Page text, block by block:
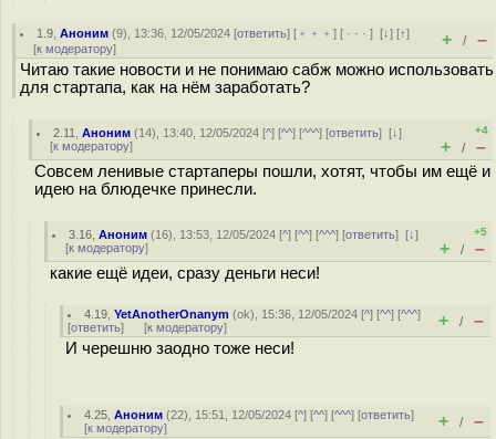
1.9 ,Аноним (9), 13:36, 12/05/2024 [ответить] [ ﹢﹢﹢] [ · · ·][↓] [↑]
[к модератору] + / –
Читаю такие новости и не понимаю сабж можно использовать
для стартапа, как на нём заработать?
2.11 ,Аноним (14), 13:40, 12/05/2024 [^] [^^] [^^^] [ответить][↓]
[к модератору]
+4
+ / –
Совсем ленивые стартаперы пошли, хотят, чтобы им ещё и
идею на блюдечке принесли.
3.16 ,Аноним (16), 13:53, 12/05/2024 [^] [^^] [^^^] [ответить][↓]
[к модератору]
+5
+ / –
какие ещё идеи, сразу деньги неси!
4.19 ,YetAnotherOnanym (ok), 15:36, 12/05/2024 [^] [^^] [^^^]
[ответить] [к модератору] + / –
И черешню заодно тоже неси!
4.25 ,Аноним (22), 15:51, 12/05/2024 [^] [^^] [^^^] [ответить]
[к модератору] + / –